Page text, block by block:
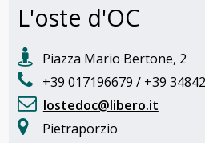
L'oste d'OC
Piazza Mario Bertone, 2
+39 017196679 / +39
lostedoc@libero.it
Pietraporzio